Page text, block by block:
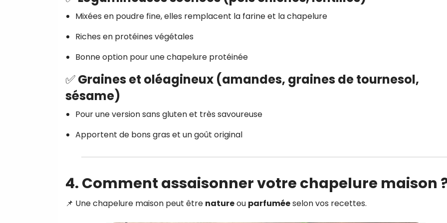
Mixées en poudre fine, elles remplacent la farine et la chapelure
Riches en protéines végétales
Bonne option pour une chapelure protéinée
✅ Graines et oléagineux (amandes, graines de tournesol,
sésame)
Pour une version sans gluten et très savoureuse
Apportent de bons gras et un goût original
4. Comment assaisonner votre chapelure maison
📌 Une chapelure maison peut être natureou parfuméeselon vos recettes.